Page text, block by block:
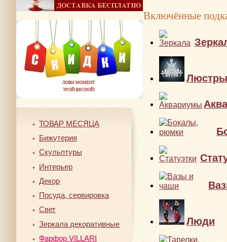
ТОВАР МЕСЯЦА
Бижутерия
Скульптуры
Интерьер
Декор
Посуда, сервировка
Свет
Зеркала декоративные
Фарфор VILLARI
Включённые
Люстры
Люди